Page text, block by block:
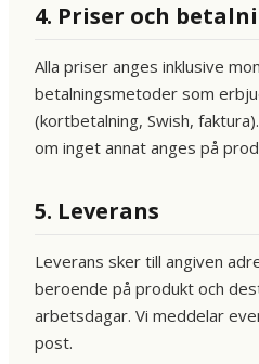
4. Priser och
Alla priser anges inklusive
betalningsmetoder som
(kortbetalning, Swish,
om inget annat anges på
5. Leverans
Leverans sker till angiven
beroende på produkt och
arbetsdagar. Vi meddelar
post.